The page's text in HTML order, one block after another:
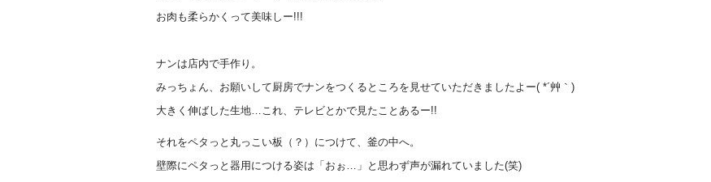
お肉も柔らかくって美味しー!!!
ナンは店内で手作り。
みっちょん、お願いして厨房でナンをつくるところを見せていただきましたよー( *´艸｀)
大きく伸ばした生地…これ、テレビとかで見たことあるー!!
それをペタっと丸っこい板（？）につけて、釜の中へ。
壁際にペタっと器用につける姿は「おぉ…」と思わず声が漏れていました(笑)